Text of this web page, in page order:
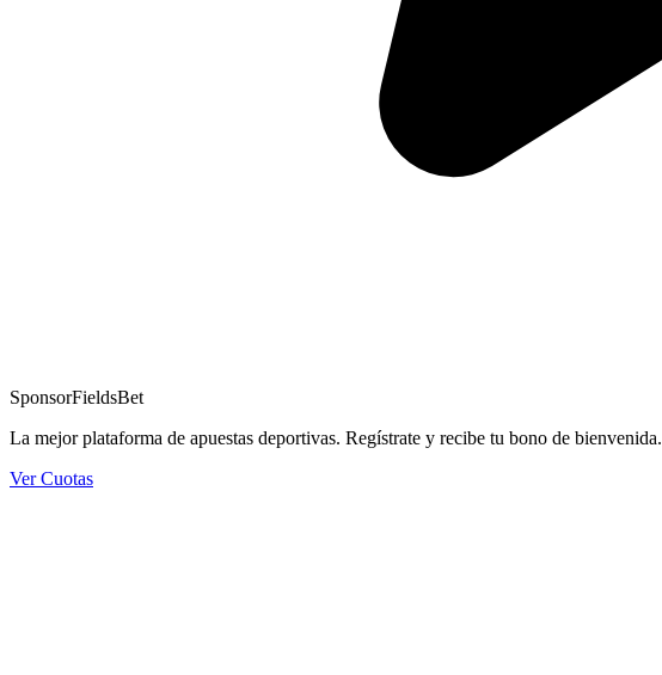
SponsorFieldsBet
La mejor plataforma de apuestas deportivas. Regístrate y recibe tu bono de bienvenida.
Ver Cuotas